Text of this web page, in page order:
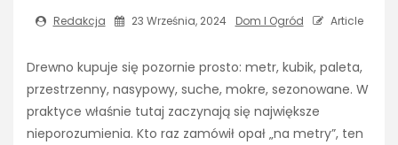
Redakcja 23 Września, 2024 Dom I Ogród Article
Drewno kupuje się pozornie prosto: metr, kubik, paleta,
przestrzenny, nasypowy, suche, mokre, sezonowane. W
praktyce właśnie tutaj zaczynają się największe
nieporozumienia. Kto raz zamówił opał „na metry”, ten